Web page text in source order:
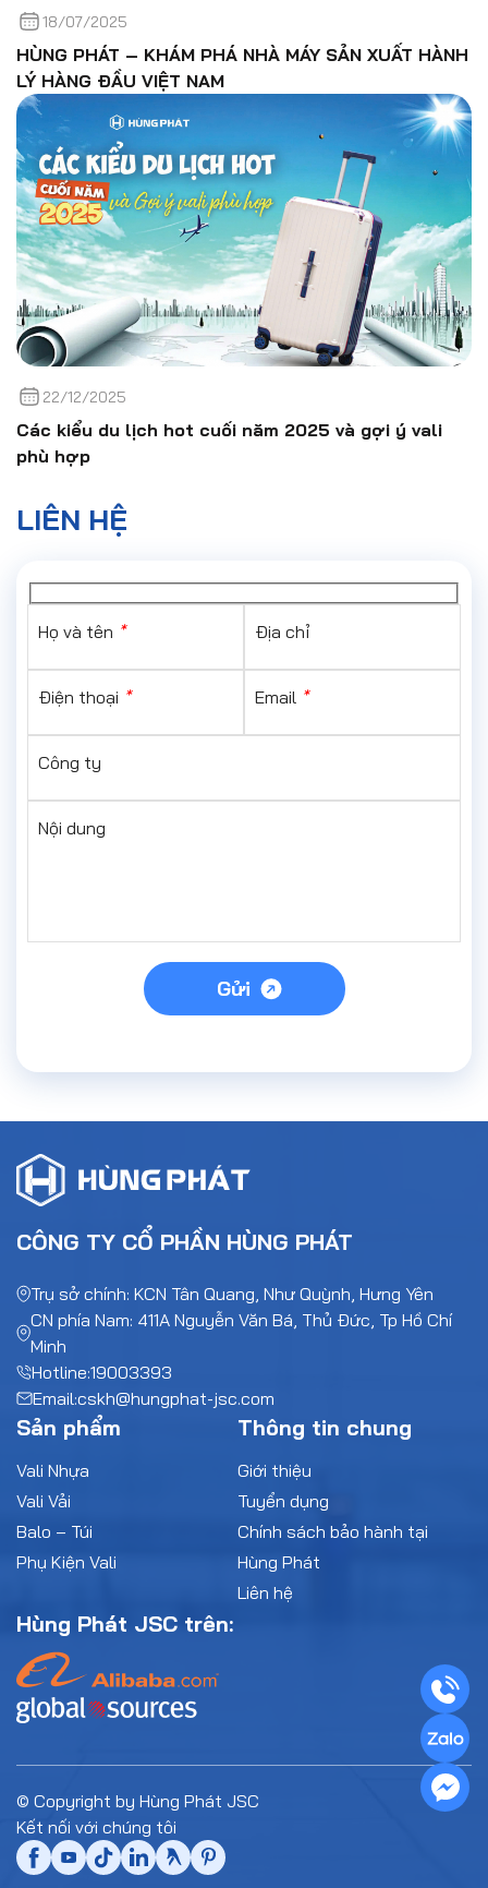
18/07/2025
HÙNG PHÁT – KHÁM PHÁ NHÀ MÁY SẢN XUẤT HÀNH
LÝ HÀNG ĐẦU VIỆT NAM
22/12/2025
Các kiểu du lịch hot cuối năm 2025 và gợi ý vali
phù hợp
LIÊN HỆ
Họ và tên * Địa chỉ
Điện thoại * Email *
Công ty
Nội dung
Gửi
CÔNG TY CỔ PHẦN HÙNG PHÁT
Trụ sở chính: KCN Tân Quang, Như Quỳnh, Hưng Yên
CN phía Nam: 411A Nguyễn Văn Bá, Thủ Đức, Tp Hồ Chí
Minh
Hotline:19003393
Email:cskh@hungphat-jsc.com
Sản phẩm
Vali Nhựa
Vali Vải
Balo – Túi
Phụ Kiện Vali
Thông tin chung
Giới thiệu
Tuyển dụng
Chính sách bảo hành tại
Hùng Phát
Liên hệ
Hùng Phát JSC trên:
© Copyright by Hùng Phát JSC
Kết nối với chúng tôi